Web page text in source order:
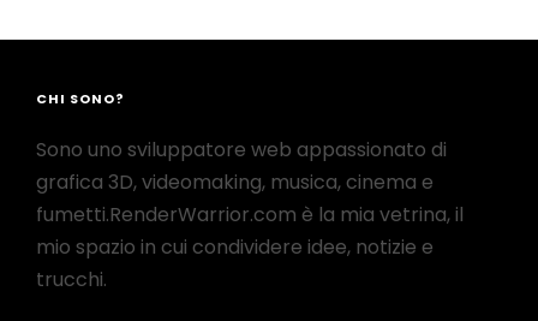
CHI SONO?
Sono uno sviluppatore web appassionato di
grafica 3D, videomaking, musica, cinema e
fumetti.RenderWarrior.com è la mia vetrina, il
mio spazio in cui condividere idee, notizie e
trucchi.